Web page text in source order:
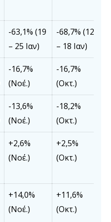
-63,1% (19
– 25 Ιαν)
-68,7% (12
– 18 Ιαν)
-16,7%
(Νοέ.)
-16,7%
(Οκτ.)
-13,6%
(Νοέ.)
-18,2%
(Οκτ.)
+2,6%
(Νοέ.)
+2,5%
(Οκτ.)
+14,0%
(Νοέ.)
+11,6%
(Οκτ.)